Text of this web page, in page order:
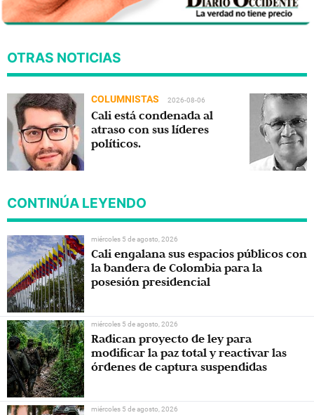
OTRAS NOTICIAS
COLUMNISTAS 2026-08-06
Cali está condenada al
atraso con sus líderes
políticos.
CONTINÚA LEYENDO
miércoles 5 de agosto, 2026
Cali engalana sus espacios públicos con
la bandera de Colombia para la
posesión presidencial
miércoles 5 de agosto, 2026
Radican proyecto de ley para
modificar la paz total y reactivar las
órdenes de captura suspendidas
miércoles 5 de agosto, 2026